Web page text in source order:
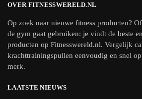
OVER FITNESSWERELD.NL
Op zoek naar nieuwe fitness producten?
de gym gaat gebruiken: je vindt de beste
producten op Fitnesswereld.nl. Vergelijk
krachttrainingspullen eenvoudig en snel
merk.
LAATSTE NIEUWS